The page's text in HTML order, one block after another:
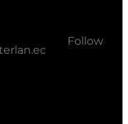
Follow